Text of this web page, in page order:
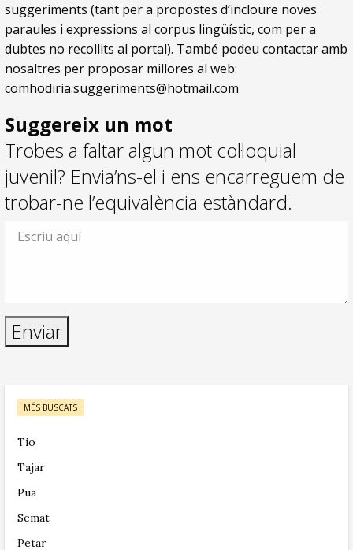
suggeriments (tant per a propostes d’incloure noves
paraules i expressions al corpus lingüístic, com per a
dubtes no recollits al portal). També podeu contactar amb
nosaltres per proposar millores al web:
comhodiria.suggeriments@hotmail.com
Suggereix un mot
Trobes a faltar algun mot col·loquial
juvenil? Envia’ns-el i ens encarreguem de
trobar-ne l’equivalència estàndard.
MÉS BUSCATS
Tio
Tajar
Pua
Semat
Petar